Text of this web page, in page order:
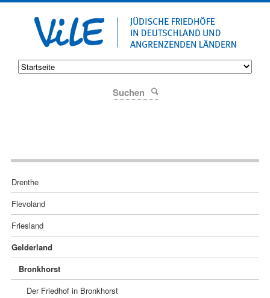
Navigation
überspringen
Drenthe
Flevoland
Friesland
Gelderland
Bronkhorst
Der Friedhof in Bronkhorst